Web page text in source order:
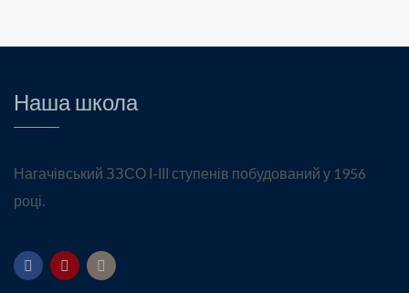
Наша школа
Нагачівський ЗЗСО І-ІІІ ступенів побудований у 1956
році.